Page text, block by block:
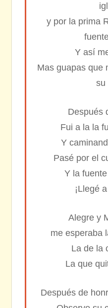
y por la prima
Y así
Mas guapas que
su
Después
Fui a la la
Y
Pasé por el
Y la
¡Llegé
Alegre y
me esperaba
La de la
La que
Después de